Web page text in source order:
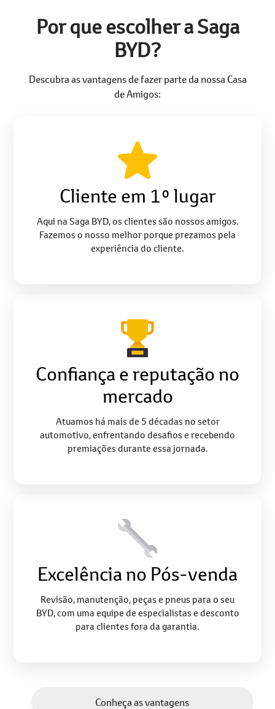
BYD?
Descubra as vantagens de fazer parte da nossa Casa
de Amigos:
Cliente em 1º lugar
Aqui na Saga BYD, os clientes são nossos amigos.
Fazemos o nosso melhor porque prezamos pela
experiência do cliente.
Confiança e reputação no
mercado
Atuamos há mais de 5 décadas no setor
automotivo, enfrentando desafios e recebendo
premiações durante essa jornada.
Excelência no Pós-venda
Revisão, manutenção, peças e pneus para o seu
BYD, com uma equipe de especialistas e desconto
para clientes fora da garantia.